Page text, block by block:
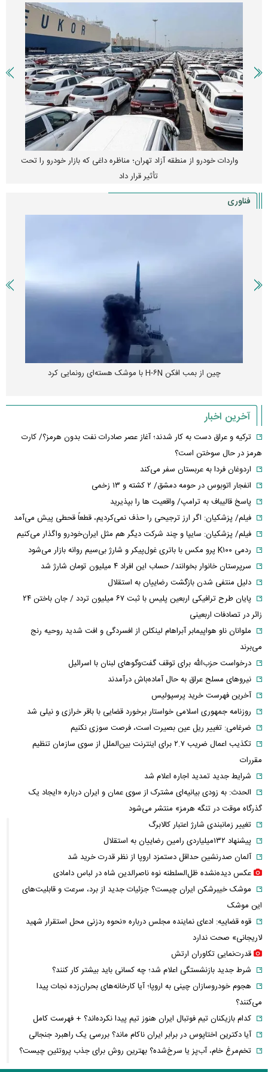
واردات خودرو از منطقه آزاد تهران؛ مناظره داغی که بازار خودرو را تحت
تأثیر قرار داد
فناوری
چین از بمب افکن H-۶N با موشک هسته‌ای رونمایی کرد
آخرین اخبار
ترکیه و عراق دست به کار شدند؛ آغاز عصر صادرات نفت بدون هرمز؟/ کارت
هرمز در حال سوختن است؟
اردوغان فردا به عربستان سفر می‌کند
انفجار اتوبوس در حومه دمشق/ ۲ کشته و ۱۳ زخمی
پاسخ قالیباف به ترامپ/ واقعیت ها را بپذیرید
فیلم/ پزشکیان: اگر ارز ترجیحی را حذف نمی‌کردیم، قطعاً قحطی پیش می‌آمد
فیلم/ پزشکیان: سایپا و چند شرکت دیگر هم مثل ایران‌خودرو واگذار می‌کنیم
ردمی K۱۰۰ پرو مکس با باتری غول‌پیکر و شارژ بی‌سیم روانه بازار می‌شود
سرپرستان خانوار بخوانند/ حساب این افراد ۴ میلیون تومان شارژ شد
دلیل منتفی شدن بازگشت رضاییان به استقلال
پایان طرح ترافیکی اربعین پلیس با ثبت ۶۷ میلیون تردد / جان باختن ۲۴
زائر در تصادفات اربعینی
ملوانان ناو هواپیمابر آبراهام لینکلن از افسردگی و افت شدید روحیه رنج
می‌برند
درخواست حزب‌الله برای توقف گفت‌وگوهای لبنان با اسرائیل
نیروهای مسلح عراق به حال آماده‌باش درآمدند
آخرین فهرست خرید پرسپولیس
روزنامه جمهوری اسلامی خواستار برخورد قضایی با باقر خرازی و نیلی شد
ضرغامی: تغییر ریل عین بصیرت است، فرصت سوزی نکنیم
تکذیب اعمال ضریب ۲.۷ برای اینترنت بین‌الملل از سوی سازمان تنظیم
مقررات
شرایط جدید تمدید اجاره اعلام شد
الحدث: به زودی بیانیه‌ای مشترک از سوی عمان و ایران درباره «ایجاد یک
گذرگاه موقت در تنگه هرمز» منتشر می‌شود
تغییر زمانبندی‌ شارژ اعتبار کالابرگ
پیشنهاد ۱۳۲میلیاردی رامین رضاییان به استقلال
آلمان صدرنشین حداقل دستمزد اروپا از نظر قدرت خرید شد
عکس دیده‌نشده ظل‌السلطنه نوه ناصرالدین شاه در لباس دامادی
موشک خیبرشکن ایران چیست؟ جزئیات جدید از برد، سرعت و قابلیت‌های
این موشک
قوه قضاییه: ادعای نماینده مجلس درباره «نحوه ردزنی محل استقرار شهید
لاریجانی» صحت ندارد
قدرت‌نمایی تکاوران ارتش
شرط جدید بازنشستگی اعلام شد؛ چه کسانی باید بیشتر کار کنند؟
هجوم خودروسازان چینی به اروپا؛ آیا کارخانه‌های بحران‌زده نجات پیدا
می‌کنند؟
کدام بازیکنان تیم فوتبال ایران هنوز تیم پیدا نکرده‌اند؟ + فهرست کامل
آیا دکترین اختاپوس در برابر ایران ناکام ماند؟ بررسی یک راهبرد جنجالی
تخم‌مرغ خام، آب‌پز یا سرخ‌شده؟ بهترین روش برای جذب پروتئین چیست؟
پشت پرده خودکفایی دارویی؛ چرا واردات همچنان حرف اول را می‌زند؟